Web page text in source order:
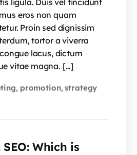
ligula. Duis vel tincidunt
eros non quam
Proin sed dignissim
tortor a viverra
lacus, dictum
vitae magna. […]
, promotion,strategy
Which is